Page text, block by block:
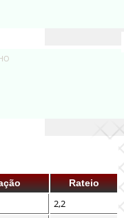
Rateio
2,2